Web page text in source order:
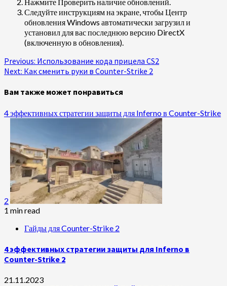
Следуйте инструкциям на экране, чтобы Центр
обновления Windows автоматически загрузил и
установил для вас последнюю версию DirectX
(включенную в обновления).
Continue
Reading
Previous: Использование кода прицела CS2
Next: Как сменить руки в Counter-Strike 2
Вам также может понравиться
4 эффективных стратегии защиты для Inferno в Counter-Strike
2
1 min read
Гайды для Counter-Strike 2
4 эффективных стратегии защиты для Inferno в
Counter-Strike 2
21.11.2023